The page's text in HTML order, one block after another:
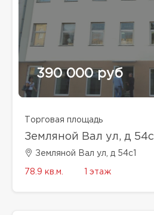
390 000 руб
Торговая площадь
Земляной Вал ул, д 54с1
Земляной Вал ул, д 54с1
78.9 кв.м. 1 этаж